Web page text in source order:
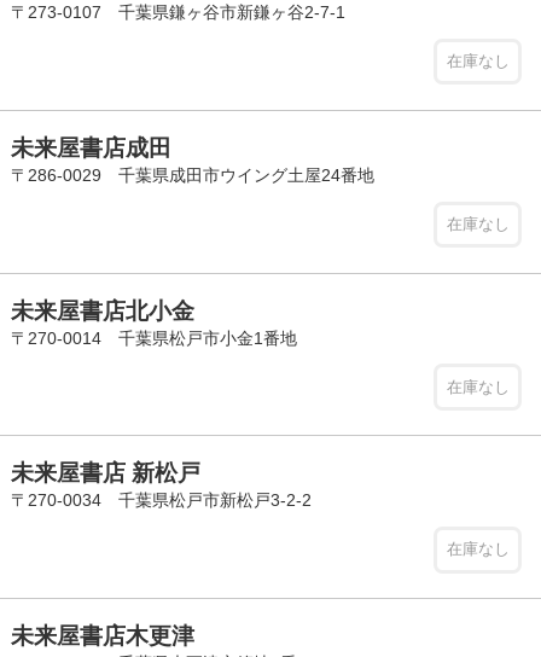
〒273-0107 千葉県鎌ヶ谷市新鎌ヶ谷2-7-1
在庫なし
未来屋書店成田
〒286-0029 千葉県成田市ウイング土屋24番地
在庫なし
未来屋書店北小金
〒270-0014 千葉県松戸市小金1番地
在庫なし
未来屋書店 新松戸
〒270-0034 千葉県松戸市新松戸3-2-2
在庫なし
未来屋書店木更津